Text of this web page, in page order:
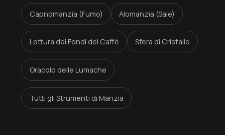
Capnomanzia (Fumo) Alomanzia (Sale)
Lettura dei Fondi del Caffè Sfera di Cristallo
Oracolo delle Lumache
Tutti gli Strumenti di Manzia